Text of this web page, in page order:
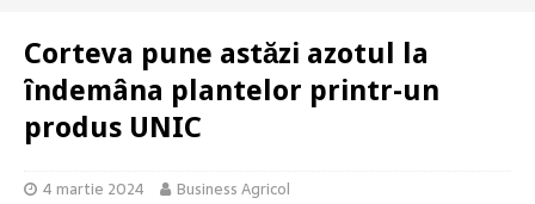
Corteva pune astăzi azotul la
îndemâna plantelor printr-un
produs UNIC
4 martie 2024 Business Agricol